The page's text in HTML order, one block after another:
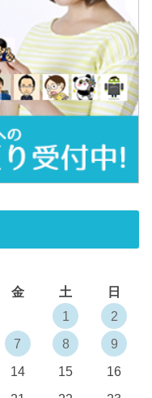
金 土
日
1
2
7 8
9
14 15
16